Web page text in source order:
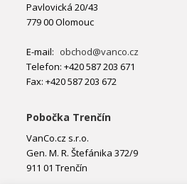
Pavlovická 20/43
779 00 Olomouc
E-mail: obchod@vanco.cz
Telefon: +420 587 203 671
Fax: +420 587 203 672
Pobočka Trenčín
VanCo.cz s.r.o.
Gen. M. R. Štefánika 372/9
911 01 Trenčín